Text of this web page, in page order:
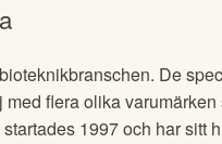
De
flera olika
1997 och har sitt